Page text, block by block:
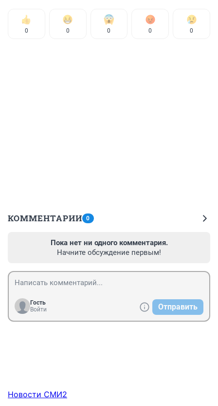
0 0 0 0 0
КОММЕНТАРИИ 0
Пока нет ни одного комментария.
Начните обсуждение первым!
Гость
Войти
Отправить
Новости СМИ2